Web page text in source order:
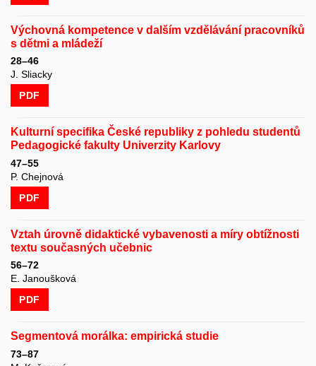
Výchovná kompetence v dalším vzdělávání pracovníků
s dětmi a mládeží
28–46
J. Sliacky
PDF
Kulturní specifika České republiky z pohledu studentů
Pedagogické fakulty Univerzity Karlovy
47–55
P. Chejnová
PDF
Vztah úrovně didaktické vybavenosti a míry obtížnosti
textu současných učebnic
56–72
E. Janoušková
PDF
Segmentová morálka: empirická studie
73–87